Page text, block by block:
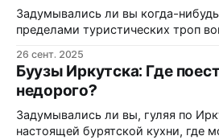
Задумывались ли вы когда-
пределами туристических троп
Бурятии, где кочевые традиции
буддийской мудростью и
изысками? Приготовьтесь, будет вкусно! В
мы совершим виртуальное
попробуем на вкус настоящие
26 сент. 2025
Буузы Иркутска: Где
недорого?
Задумывались ли вы, гуляя по
настоящей бурятской кухни, где